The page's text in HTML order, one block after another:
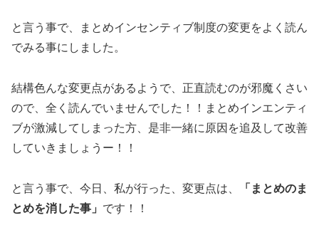
と言う事で、まとめインセンティブ制度の変更をよく読ん
でみる事にしました。
結構色んな変更点があるようで、正直読むのが邪魔くさい
ので、全く読んでいませんでした！！まとめインエンティ
ブが激減してしまった方、是非一緒に原因を追及して改善
していきましょうー！！
と言う事で、今日、私が行った、変更点は、
「まとめのま
とめを消した事」 です！！